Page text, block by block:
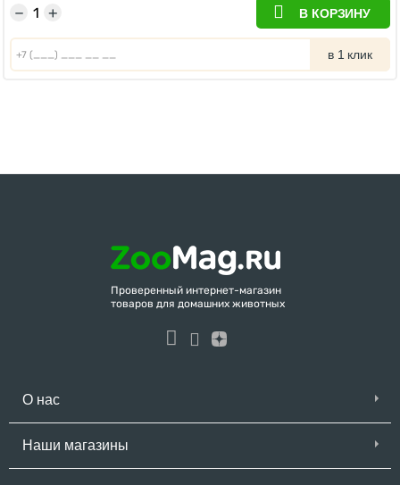
+
− В КОРЗИНУ
в 1 клик
Проверенный интернет-магазин
товаров для домашних животных
О нас
Наши магазины